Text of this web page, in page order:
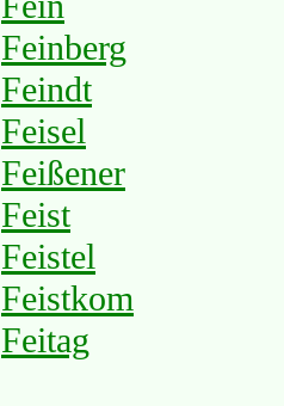
Feinberg
Feindt
Feisel
Feißener
Feist
Feistel
Feistkom
Feitag